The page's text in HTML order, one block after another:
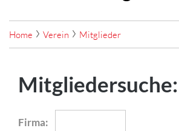
Home Verein Mitglieder
Mitgliedersuche:
Firma: